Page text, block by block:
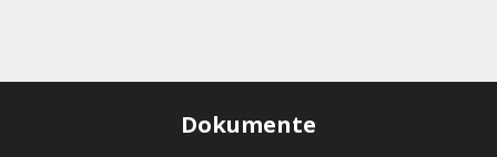
Dokumente